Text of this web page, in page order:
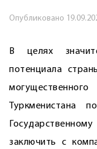
Опубликовано
В целях
потенциала
Туркменистана
заключить с